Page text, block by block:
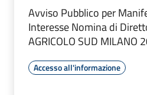
Avviso Pubblico per
Interesse Nomina di
AGRICOLO SUD MILANO
Accesso all'informazione